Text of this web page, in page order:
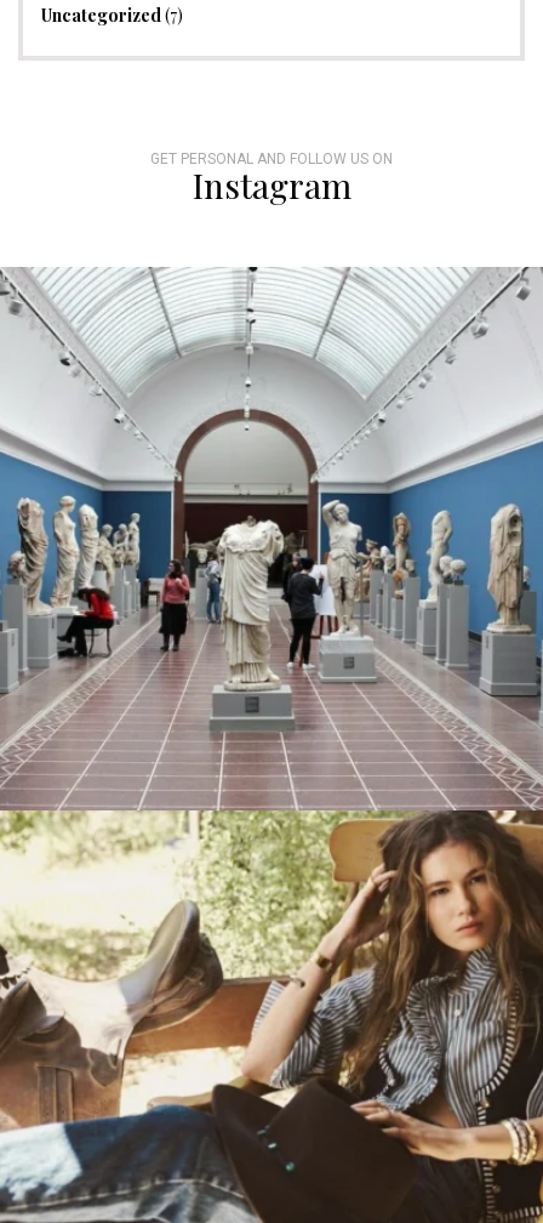
Uncategorized(7)
GET PERSONAL AND FOLLOW US ON
Instagram